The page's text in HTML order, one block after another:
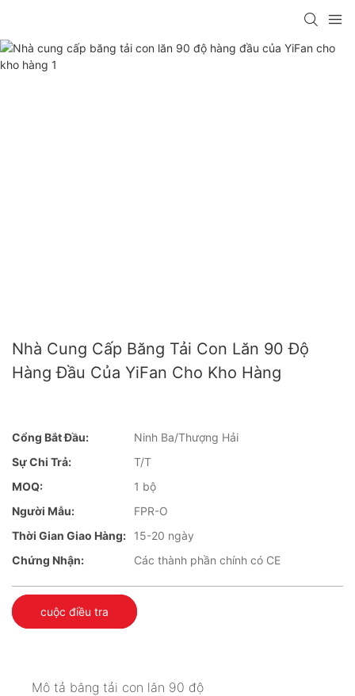
Nhà Cung Cấp Băng Tải Con Lăn 90 Độ
Hàng Đầu Của YiFan Cho Kho Hàng
Cổng Bắt Đầu:
Ninh Ba/Thượng Hải
Sự Chi Trả:
T/T
MOQ:
1 bộ
Người Mẫu:
FPR-O
Thời Gian Giao Hàng:
15-20 ngày
Chứng Nhận:
Các thành phần chính có CE
cuộc điều tra
Mô tả băng tải con lăn 90 độ